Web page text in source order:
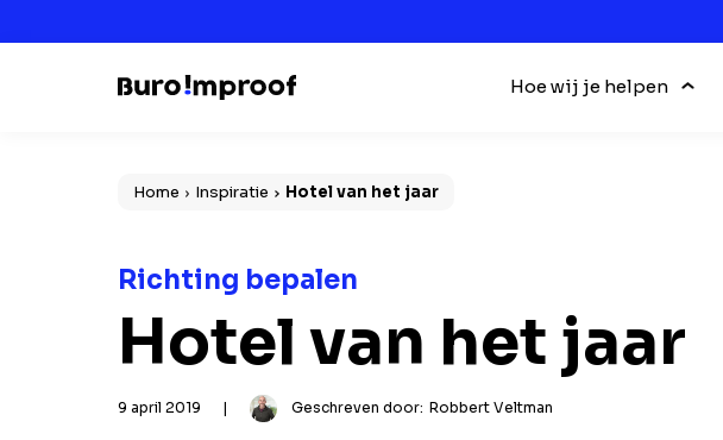
Hoe wij je helpen
Home Inspiratie Hotel van het jaar
Richting bepalen
Hotel van het jaar
9 april 2019 | Geschreven door: Robbert Veltman